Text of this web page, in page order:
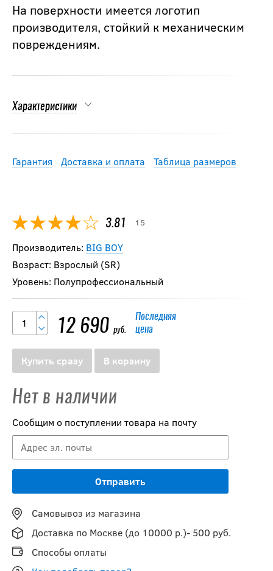
На поверхности имеется логотип
производителя, стойкий к механическим
повреждениям.
Характеристики
Гарантия Доставка и оплата Таблица размеров
3.81 15
Производитель: BIG BOY
Возраст: Взрослый (SR)
Уровень: Полупрофессиональный
12 690 руб.
Последняя
цена
Купить сразу В корзину
Нет в наличии
Сообщим о поступлении товара на почту
Самовывоз из магазина
Доставка по Москве (до 10000 р.)- 500 руб.
Способы оплаты